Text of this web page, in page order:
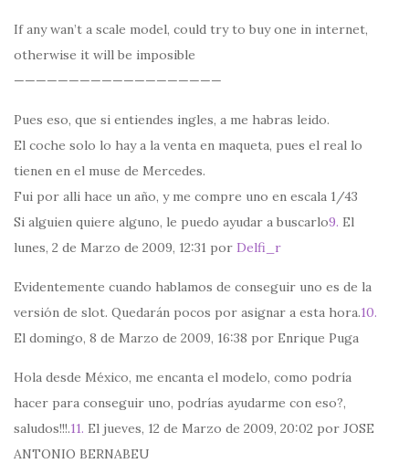
If any wan’t a scale model, could try to buy one in internet,
otherwise it will be imposible
———————————————————
Pues eso, que si entiendes ingles, a me habras leido.
El coche solo lo hay a la venta en maqueta, pues el real lo
tienen en el muse de Mercedes.
Fui por alli hace un año, y me compre uno en escala 1/43
Si alguien quiere alguno, le puedo ayudar a buscarlo9. El
lunes, 2 de Marzo de 2009, 12:31 por Delfi_r
Evidentemente cuando hablamos de conseguir uno es de la
versión de slot. Quedarán pocos por asignar a esta hora.10.
El domingo, 8 de Marzo de 2009, 16:38 por Enrique Puga
Hola desde México, me encanta el modelo, como podría
hacer para conseguir uno, podrías ayudarme con eso?,
saludos!!!.11. El jueves, 12 de Marzo de 2009, 20:02 por JOSE
ANTONIO BERNABEU